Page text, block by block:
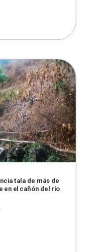
tala de más de
en el cañón del río